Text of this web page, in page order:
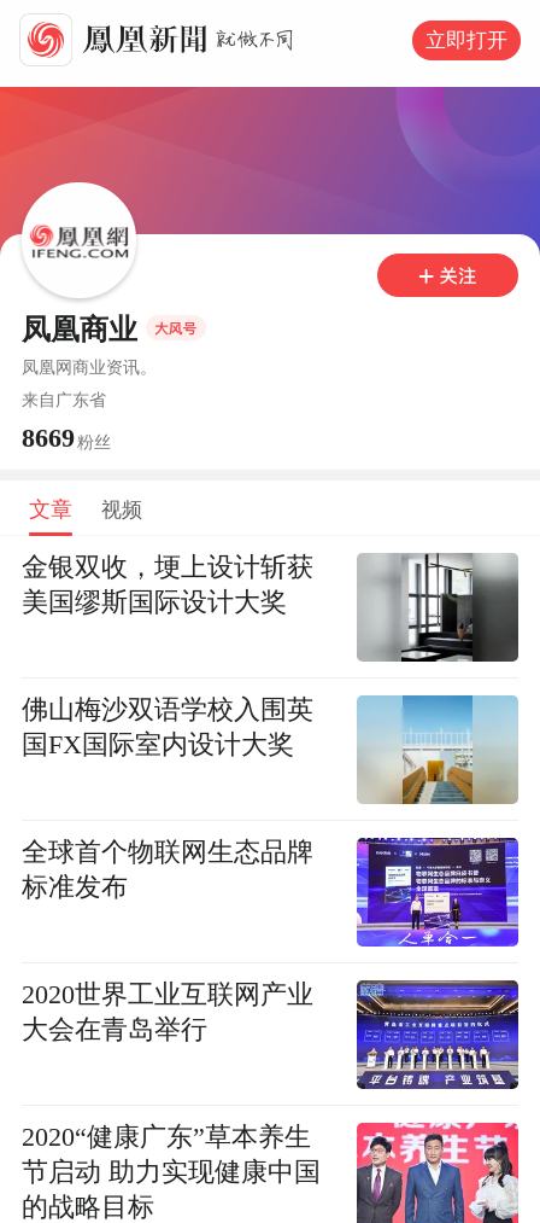
立即打开
凤凰商业
凤凰网商业资讯。
来自广东省
8669粉丝
文章 视频
金银双收，埂上设计斩获
美国缪斯国际设计大奖
佛山梅沙双语学校入围英
国FX国际室内设计大奖
全球首个物联网生态品牌
标准发布
2020世界工业互联网产业
大会在青岛举行
2020“健康广东”草本养生
节启动 助力实现健康中国
的战略目标